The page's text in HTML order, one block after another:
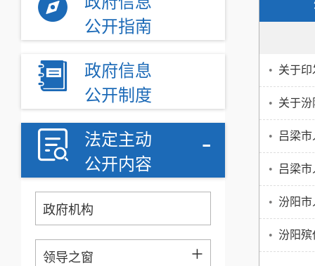
公开指南
政府信息
公开制度
法定主动
公开内容
-
政府机构
领导之窗 +
• 关于
• 关于
• 吕梁
• 吕梁
• 汾阳
• 汾阳